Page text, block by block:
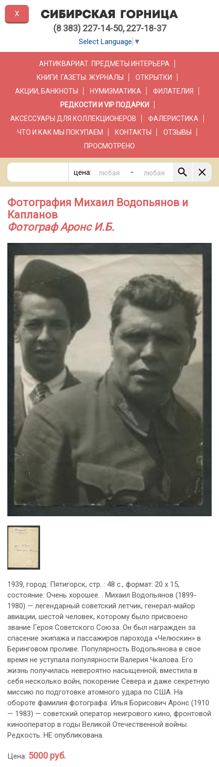
(8 383) 227-14-50, 227-18-37
Select Language ▼
АНТИКВАРИАТ. ПРЕДМЕТЫ ИНТЕРЬЕРА
КНИГИ. ГАЗЕТЫ. ЖУРНАЛЫ
ОТКРЫТКИ
АКЦИИ, БАНКНОТЫ
НУМИЗМАТИКА
ФИЛАТЕЛИЯ
РЕДКОСТИ И VIP ПОДАРКИ
АКСЕССУАРЫ ДЛЯ КОЛЛЕКЦИОНЕРОВ
ФАЛЕРИСТИКА
ЧТО И КАК МЫ ПОКУПАЕМ
КОНТАКТЫ
ОТЗЫВЫ
ПРОСМОТРЕНО
цена: -
Фотография Михаил Водопьянов и
Капланов
Фотограф Аронс И.Б.
1939, город: Пятигорск, стр. : 48 с., формат: 20 х 15,
состояние: Очень хорошее. . Михаил Водопьянов (1899-
1980) — легендарный советский летчик, генерал-майор
авиации, шестой человек, которому было присвоено
звание Героя Советского Союза. Он был награжден за
спасение экипажа и пассажиров парохода «Челюскин» в
Беринговом проливе. Популярность Водопьянова в свое
время не уступала популярности Валерия Чкалова. Его
жизнь получилась невероятно насыщенной, вместила в
себя несколько войн, покорение Севера и даже секретную
миссию по подготовке атомного удара по США. На
обороте фамилия фотографа: Илья Борисович Аронс (1910
— 1983) — советский оператор неигрового кино, фронтовой
кинооператор в годы Великой Отечественной войны.
Редкость. НЕ опубликована.
Цена: 5000 руб.
X